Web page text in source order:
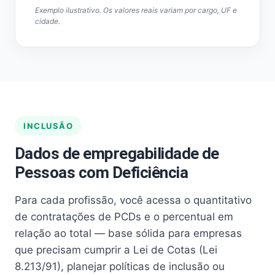
Exemplo ilustrativo. Os valores reais variam por cargo, UF e
cidade.
INCLUSÃO
Dados de empregabilidade de
Pessoas com Deficiência
Para cada profissão, você acessa o quantitativo
de contratações de PCDs e o percentual em
relação ao total — base sólida para empresas
que precisam cumprir a Lei de Cotas (Lei
8.213/91), planejar políticas de inclusão ou